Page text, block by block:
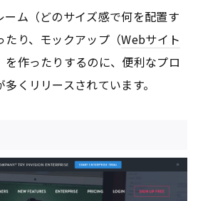
ム（どのサイズ感で何を配置す
たり、モックアップ（Webサイト
を作ったりするのに、便利なプロ
くリリースされています。